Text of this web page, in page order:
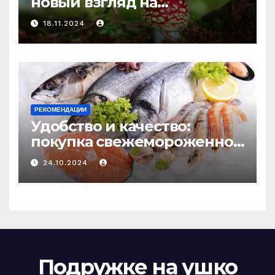
психоделику
18.11.2024
РЕКОМЕНДАЦИИ
Удобство и качество:
покупка свежемороженной
рыбы онлайн
24.10.2024
Подружке на ушко